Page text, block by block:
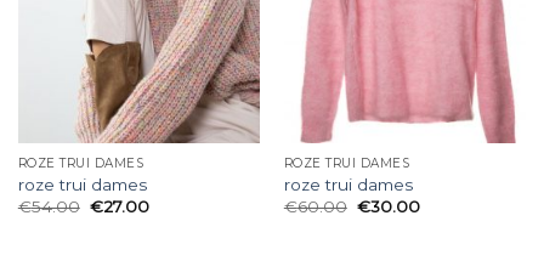
ROZE TRUI DAMES
roze trui dames
€54.00 €27.00
ROZE TRUI DAMES
roze trui dames
€60.00 €30.00